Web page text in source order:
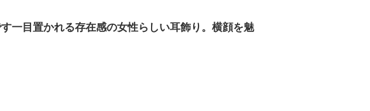
一目置かれる存在感の女性らしい耳飾り。横顔を魅